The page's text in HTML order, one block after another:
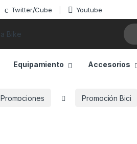
Twitter/Cube Youtube
Equipamiento Accesorios
Promociones Promoción Bici